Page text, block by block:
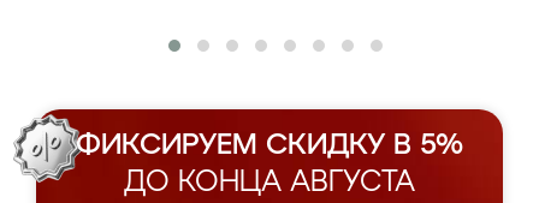
ФИКСИРУЕМ СКИДКУ В 5%
ДО КОНЦА АВГУСТА